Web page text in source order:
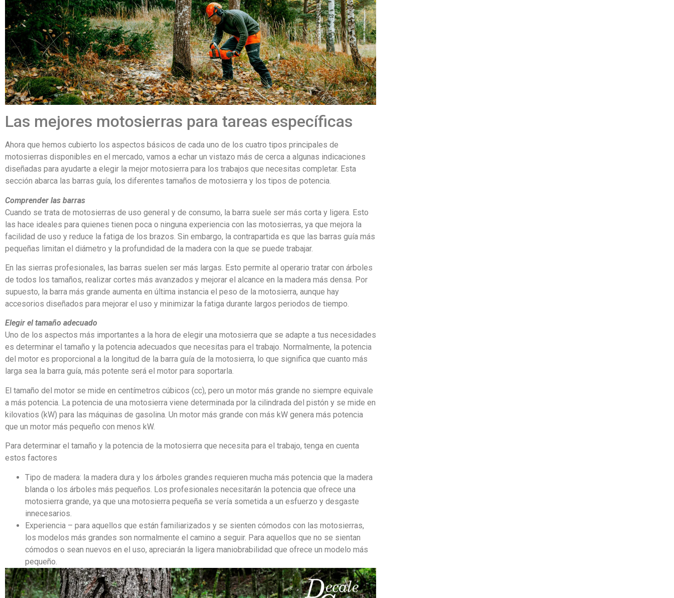
Las mejores motosierras para tareas específicas
Ahora que hemos cubierto los aspectos básicos de cada uno de los cuatro tipos principales de
motosierras disponibles en el mercado, vamos a echar un vistazo más de cerca a algunas indicaciones
diseñadas para ayudarte a elegir la mejor motosierra para los trabajos que necesitas completar. Esta
sección abarca las barras guía, los diferentes tamaños de motosierra y los tipos de potencia.
Comprender las barras
Cuando se trata de motosierras de uso general y de consumo, la barra suele ser más corta y ligera. Esto
las hace ideales para quienes tienen poca o ninguna experiencia con las motosierras, ya que mejora la
facilidad de uso y reduce la fatiga de los brazos. Sin embargo, la contrapartida es que las barras guía más
pequeñas limitan el diámetro y la profundidad de la madera con la que se puede trabajar.
En las sierras profesionales, las barras suelen ser más largas. Esto permite al operario tratar con árboles
de todos los tamaños, realizar cortes más avanzados y mejorar el alcance en la madera más densa. Por
supuesto, la barra más grande aumenta en última instancia el peso de la motosierra, aunque hay
accesorios diseñados para mejorar el uso y minimizar la fatiga durante largos periodos de tiempo.
Elegir el tamaño adecuado
Uno de los aspectos más importantes a la hora de elegir una motosierra que se adapte a tus necesidades
es determinar el tamaño y la potencia adecuados que necesitas para el trabajo. Normalmente, la potencia
del motor es proporcional a la longitud de la barra guía de la motosierra, lo que significa que cuanto más
larga sea la barra guía, más potente será el motor para soportarla.
El tamaño del motor se mide en centímetros cúbicos (cc), pero un motor más grande no siempre equivale
a más potencia. La potencia de una motosierra viene determinada por la cilindrada del pistón y se mide en
kilovatios (kW) para las máquinas de gasolina. Un motor más grande con más kW genera más potencia
que un motor más pequeño con menos kW.
Para determinar el tamaño y la potencia de la motosierra que necesita para el trabajo, tenga en cuenta
estos factores
Tipo de madera: la madera dura y los árboles grandes requieren mucha más potencia que la madera
blanda o los árboles más pequeños. Los profesionales necesitarán la potencia que ofrece una
motosierra grande, ya que una motosierra pequeña se vería sometida a un esfuerzo y desgaste
innecesarios.
Experiencia – para aquellos que están familiarizados y se sienten cómodos con las motosierras,
los modelos más grandes son normalmente el camino a seguir. Para aquellos que no se sientan
cómodos o sean nuevos en el uso, apreciarán la ligera maniobrabilidad que ofrece un modelo más
pequeño.